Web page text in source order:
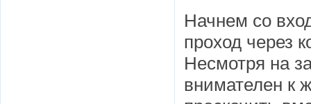
Начнем со
проход через
Несмотря на
внимателен к